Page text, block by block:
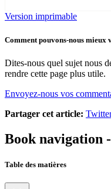
Version imprimable
Comment pouvons-nous mieux
Dites-nous quel sujet nous
rendre cette page plus utile.
Envoyez-nous vos
Partager cet article:
Book navigation
Table des matières